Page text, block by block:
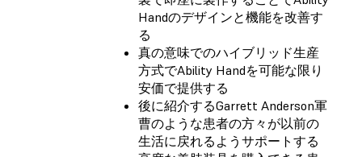
Handのデザインと機能を改善す
る
真の意味でのハイブリッド生産
方式でAbility Handを可能な限り
安価で提供する
後に紹介するGarrett Anderson軍
曹のような患者の方々が以前の
生活に戻れるようサポートする